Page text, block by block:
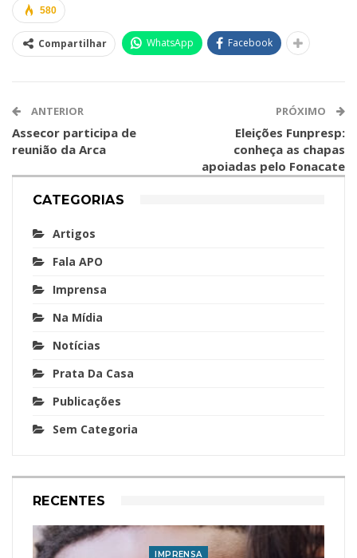
580
Compartilhar WhatsApp Facebook
ANTERIOR
Assecor participa de
reunião da Arca
PRÓXIMO
Eleições Funpresp:
conheça as chapas
apoiadas pelo Fonacate
CATEGORIAS
Artigos
Fala APO
Imprensa
Na Mídia
Notícias
Prata Da Casa
Publicações
Sem Categoria
RECENTES
IMPRENSA